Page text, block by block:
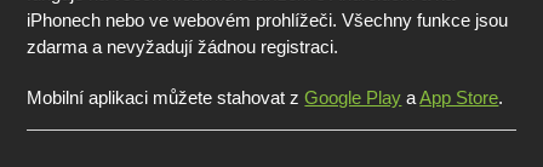
iPhonech nebo ve webovém prohlížeči. Všechny funkce jsou
zdarma a nevyžadují žádnou registraci.
Mobilní aplikaci můžete stahovat zGoogle Play aApp Store.